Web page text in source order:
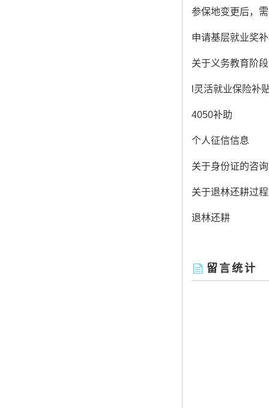
参保地变更后，
申请基层就业奖
关于义务教育阶
l灵活就业保险补
4050补助
个人征信信息
关于身份证的咨询
关于退林还耕过
退林还耕
留言统计